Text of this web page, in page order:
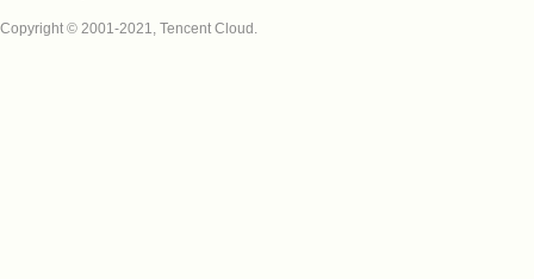
Copyright © 2001-2021, Tencent Cloud.